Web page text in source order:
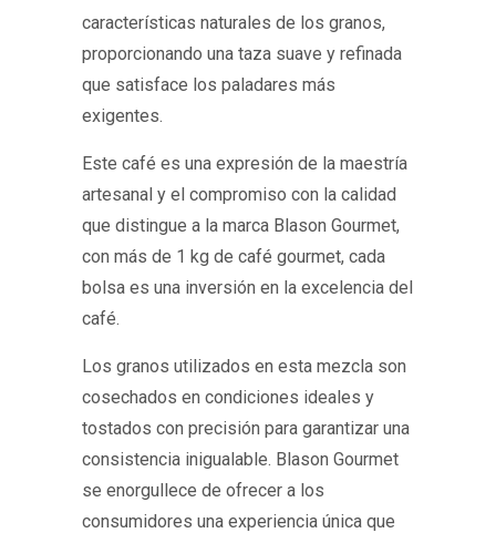
características naturales de los granos,
proporcionando una taza suave y refinada
que satisface los paladares más
exigentes.
Este café es una expresión de la maestría
artesanal y el compromiso con la calidad
que distingue a la marca Blason Gourmet,
con más de 1 kg de café gourmet, cada
bolsa es una inversión en la excelencia del
café.
Los granos utilizados en esta mezcla son
cosechados en condiciones ideales y
tostados con precisión para garantizar una
consistencia inigualable. Blason Gourmet
se enorgullece de ofrecer a los
consumidores una experiencia única que